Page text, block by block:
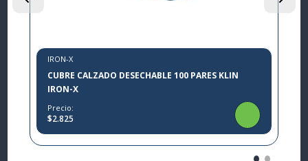
IRON-X
CUBRE CALZADO DESECHABLE 100 PARES KLIN
IRON-X
Precio:
$2.825